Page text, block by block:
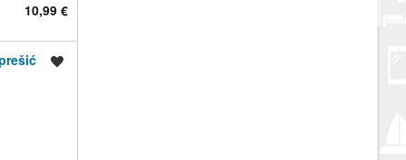
10,99 €